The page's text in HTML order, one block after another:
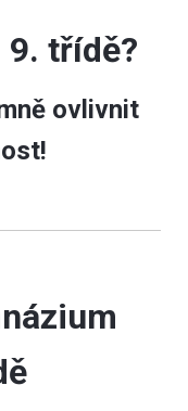
9. třídě?
ovlivnit